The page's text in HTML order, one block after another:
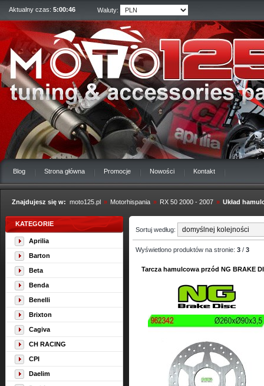
Aktualny czas: 5:00:47 Waluty:
Blog Strona główna Promocje Nowości Kontakt
Znajdujesz się w: moto125.pl » Motorhispania » RX 50 2000 - 2007 » Układ
KATEGORIE
Aprilia
Barton
Beta
Benda
Benelli
Brixton
Cagiva
CH RACING
CPI
Daelim
Sortuj według:
Wyświetlono produktów na stronie: 3 / 3
Tarcza hamulcowa przód NG BRAKE